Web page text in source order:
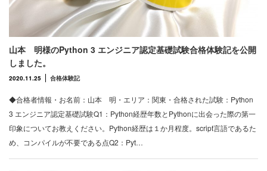
山本 明様のPython 3 エンジニア認定基礎試験合格体験記を公開
しました。
2020.11.25 合格体験記
◆合格者情報・お名前：山本 明・エリア：関東・合格された試験：Python
3 エンジニア認定基礎試験Q1：Python経歴年数とPythonに出会った際の第一
印象についてお教えください。Python経歴は１か月程度。script言語であるた
め、コンパイルが不要である点Q2：Pyt…